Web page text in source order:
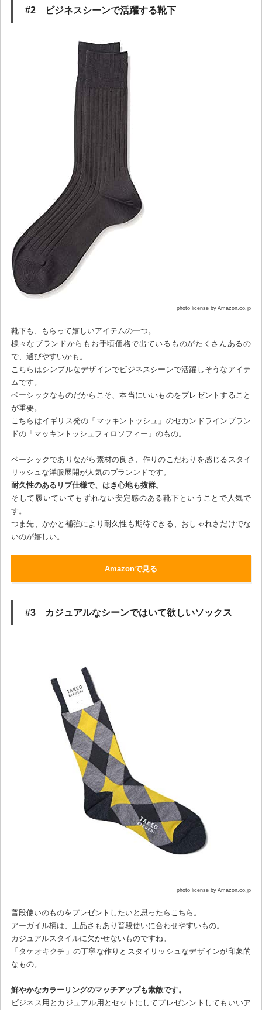
#2 ビジネスシーンで活躍する靴下
photo license by Amazon.co.jp
靴下も、もらって嬉しいアイテムの一つ。
様々なブランドからもお手頃価格で出ているものがたくさんあるの
で、選びやすいかも。
こちらはシンプルなデザインでビジネスシーンで活躍しそうなアイテ
ムです。
ベーシックなものだからこそ、本当にいいものをプレゼントすること
が重要。
こちらはイギリス発の「マッキントッシュ」のセカンドラインブラン
ドの「マッキントッシュフィロソフィー」のもの。
ベーシックでありながら素材の良さ、作りのこだわりを感じるスタイ
リッシュな洋服展開が人気のブランンドです。
耐久性のあるリブ仕様で、はき心地も抜群。
そして履いていてもずれない安定感のある靴下ということで人気で
す。
つま先、かかと補強により耐久性も期待できる、おしゃれさだけでな
いのが嬉しい。
Amazonで見る
#3 カジュアルなシーンではいて欲しいソックス
photo license by Amazon.co.jp
普段使いのものをプレゼントしたいと思ったらこちら。
アーガイル柄は、上品さもあり普段使いに合わせやすいもの。
カジュアルスタイルに欠かせないものですね。
「タケオキクチ」の丁寧な作りとスタイリッシュなデザインが印象的
なもの。
鮮やかなカラーリングのマッチアップも素敵です。
ビジネス用とカジュアル用とセットにしてプレゼンントしてもいいア